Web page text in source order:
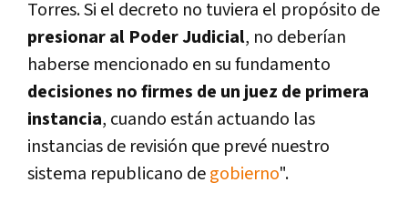
Torres. Si el decreto no tuviera el propósito de
presionar al Poder Judicial, no deberí­an
haberse mencionado en su fundamento
decisiones no firmes de un juez de primera
instancia, cuando están actuando las
instancias de revisión que prevé nuestro
sistema republicano degobierno".